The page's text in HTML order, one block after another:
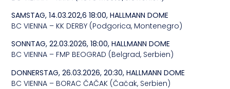
SAMSTAG, 14.03.202,6 18:00, HALLMANN DOME
BC VIENNA – KK DERBY (Podgorica, Montenegro)
SONNTAG, 22.03.2026, 18:00, HALLMANN DOME
BC VIENNA – FMP BEOGRAD (Belgrad, Serbien)
DONNERSTAG, 26.03.2026, 20:30, HALLMANN DOME
BC VIENNA – BORAC ČAČAK (Čačak, Serbien)